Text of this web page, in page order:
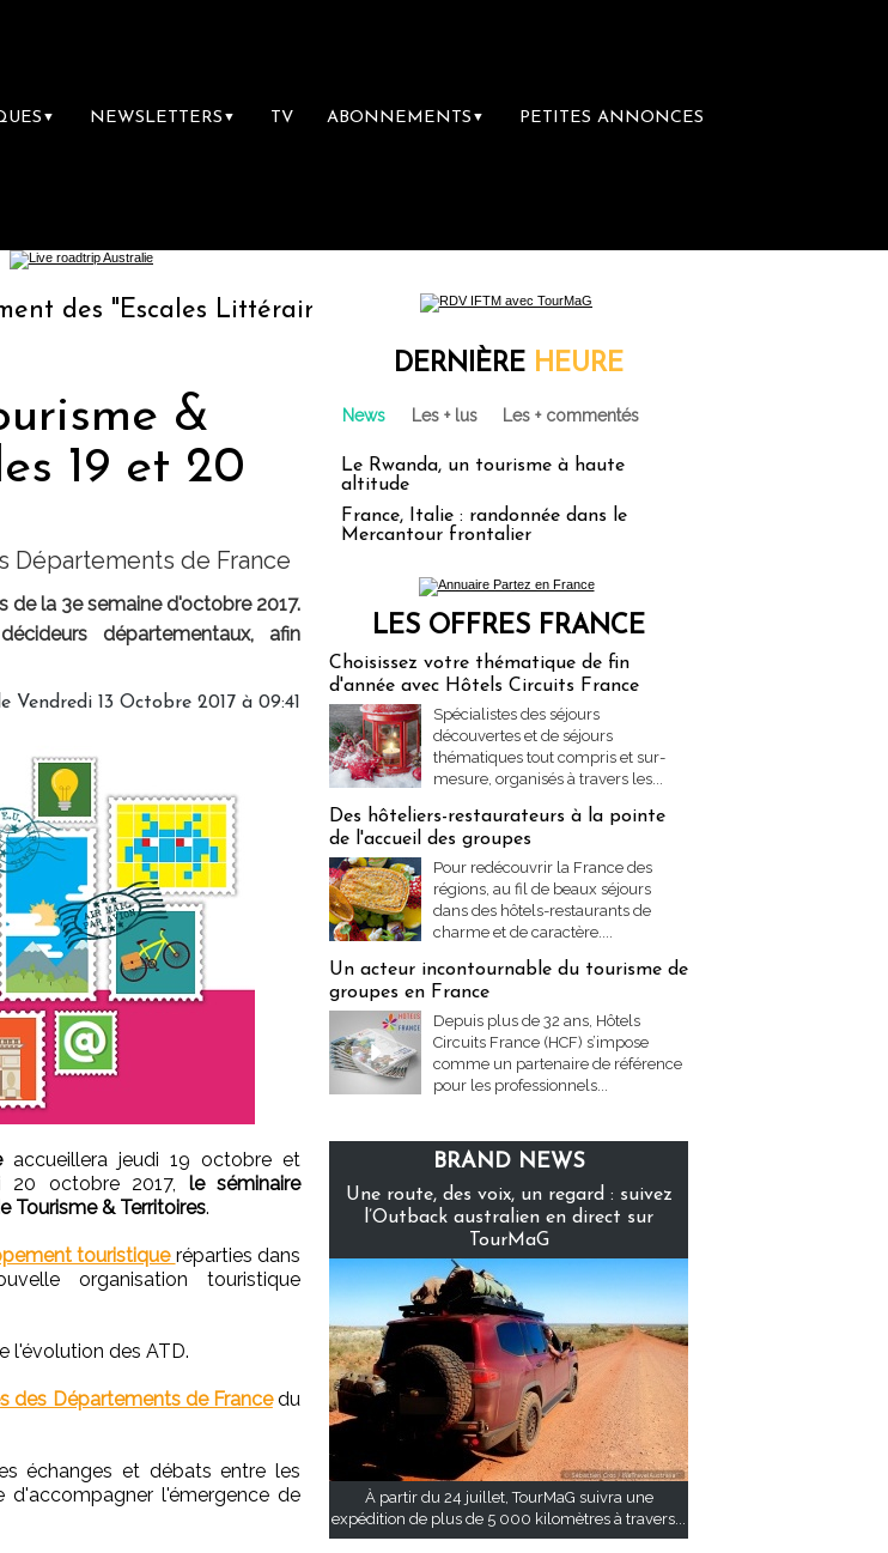
▼ NEWSLETTERS ▼ TV ABONNEMENTS ▼ PETITES ANNONCES
"Escales Littéraires", la première librairie du voyage
&
19 et 20
Départements de France
de la 3e semaine d'octobre 2017.
départementaux, afin
le Vendredi 13 Octobre 2017 à 09:41
accueillera jeudi 19 octobre et
20 octobre 2017, le séminaire
Tourisme & Territoires.
touristique réparties dans
organisation touristique
l'évolution des ATD.
des Départements de Francedu
échanges et débats entre les
d'accompagner l'émergence de
DERNIÈRE HEURE
News Les + lus Les + commentés
Le Rwanda, un tourisme à haute
altitude
France, Italie : randonnée dans le
Mercantour frontalier
LES OFFRES FRANCE
Choisissez votre thématique de fin
d'année avec Hôtels Circuits France
Spécialistes des séjours
découvertes et de séjours
thématiques tout compris et sur-
mesure, organisés à travers les...
Des hôteliers-restaurateurs à la pointe
de l'accueil des groupes
Pour redécouvrir la France des
régions, au fil de beaux séjours
dans des hôtels-restaurants de
charme et de caractère....
Un acteur incontournable du tourisme de
groupes en France
Depuis plus de 32 ans, Hôtels
Circuits France (HCF) s’impose
comme un partenaire de référence
pour les professionnels...
BRAND NEWS
Une route, des voix, un regard : suivez
l’Outback australien en direct sur
TourMaG
À partir du 24 juillet, TourMaG suivra une
expédition de plus de 5 000 kilomètres à travers...